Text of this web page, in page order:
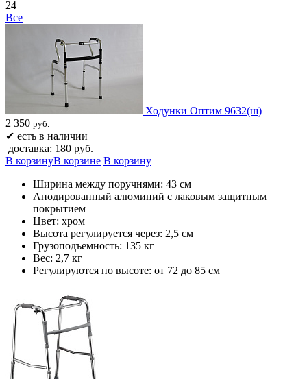
24
Все
Ходунки Оптим 9632(ш)
2 350 руб.
✔ есть в наличии
доставка: 180 руб.
В корзинуВ корзине В корзину
Ширина между поручнями: 43 см
Анодированный алюминий c лаковым защитным
покрытием
Цвет: хром
Высота регулируется через: 2,5 см
Грузоподъемность: 135 кг
Вес: 2,7 кг
Регулируются по высоте: от 72 до 85 см